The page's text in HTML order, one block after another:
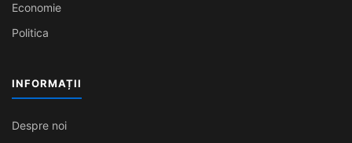
Economie
Politica
INFORMAȚII
Despre noi